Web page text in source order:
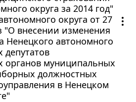
округа за 2014 год"
округа от 27
"О внесении изменения
Ненецкого автономного
депутатов
органов муниципальных
должностных
в Ненецком